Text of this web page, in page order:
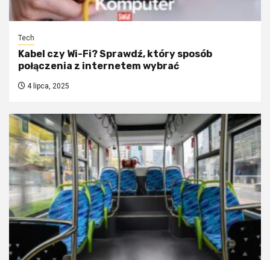
Tech
Kabel czy Wi-Fi? Sprawdź, który sposób
połączenia z internetem wybrać
4 lipca, 2025